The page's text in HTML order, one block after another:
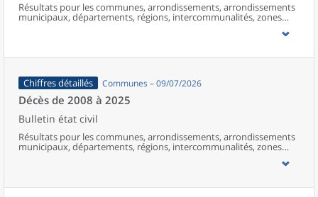
Résultats pour les communes, arrondissements, arrondissements
municipaux, départements, régions, intercommunalités, zones
d’emploi, bassins de vie, unités urbaines et aires d’attraction des
Chiffres détaillés Communes – 09/07/2026
Décès de 2008 à 2025
Bulletin état civil
Résultats pour les communes, arrondissements, arrondissements
municipaux, départements, régions, intercommunalités, zones
d’emploi, bassins de vie, unités urbaines et aires d’attraction des